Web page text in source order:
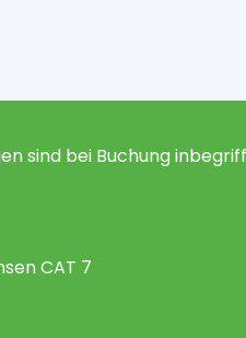
sind bei Buchung
CAT 7